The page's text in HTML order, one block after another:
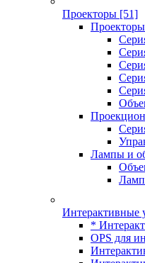
Проекторы [51]
Лампы и
Интерактивные
*
OPS для